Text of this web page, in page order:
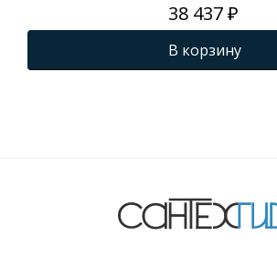
38 437 ₽
В корзину